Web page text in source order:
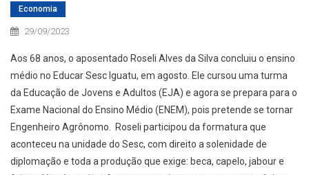
Economia
29/09/2023
Aos 68 anos, o aposentado Roseli Alves da Silva concluiu o ensino
médio no Educar Sesc Iguatu, em agosto. Ele cursou uma turma
da Educação de Jovens e Adultos (EJA) e agora se prepara para o
Exame Nacional do Ensino Médio (ENEM), pois pretende se tornar
Engenheiro Agrônomo. Roseli participou da formatura que
aconteceu na unidade do Sesc, com direito a solenidade de
diplomação e toda a produção que exige: beca, capelo, jabour e